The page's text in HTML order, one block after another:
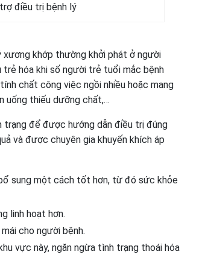
điều trị bệnh lý
khớp thường khởi phát ở người
trẻ hóa khi số người trẻ tuổi mắc bệnh
chất công việc ngồi nhiều hoặc mang
uống thiếu dưỡng chất,…
trạng để được hướng dẫn điều trị đúng
và được chuyên gia khuyến khích áp
sung một cách tốt hơn, từ đó sức khỏe
linh hoạt hơn.
cho người bệnh.
vực này, ngăn ngừa tình trạng thoái hóa